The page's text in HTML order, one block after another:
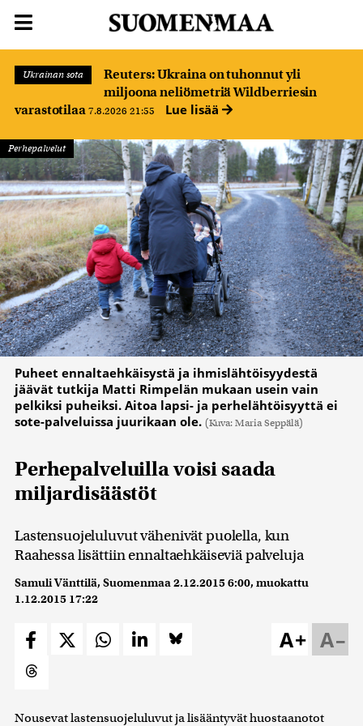
Ukrainan sota
Reuters: Ukraina on tuhonnut yli
miljoona neliömetriä Wildberriesin
varastotilaa 7.8.2026 21:55 Lue lisää
Perhepalvelut
Puheet ennaltaehkäisystä ja ihmislähtöisyydestä
jäävät tutkija Matti Rimpelän mukaan usein vain
pelkiksi puheiksi. Aitoa lapsi- ja perhelähtöisyyttä ei
sote-palveluissa juurikaan ole. (Kuva: Maria Seppälä)
Perhepalveluilla voisi saada
miljardisäästöt
Lastensuojeluluvut vähenivät puolella, kun
Raahessa lisättiin ennaltaehkäiseviä palveluja
Samuli Vänttilä, Suomenmaa2.12.2015 6:00, muokattu
1.12.2015 17:22
A–
A+
Nousevat lastensuojeluluvut ja lisääntyvät huostaanotot